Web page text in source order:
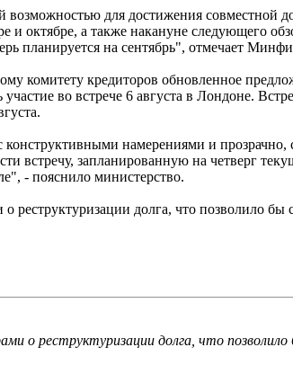
для достижения совместной
и октябре, а также накануне следующего
планируется на сентябрь", отмечает
комитету кредиторов обновленное
во встрече 6 августа в Лондоне.
намерениями и прозрачно,
встречу, запланированную на четверг
- пояснило министерство.
реструктуризации долга, что позволило бы
о реструктуризации долга, что